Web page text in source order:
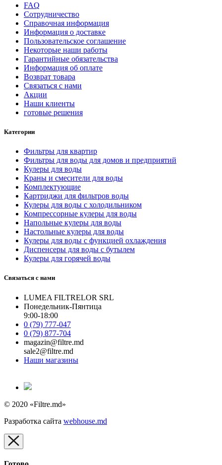
FAQ
Сотрудничество
Справочная информация
Информация о доставке
Пользовательское соглашение
Некоторые наши работы
Гарантийные обязательства
Информация об оплате
Возврат товара
Связаться с нами
Акции
Наши клиенты
готовые решения
Категории
Фильтры для квартир
Фильтры для воды для домов и предприятий
Кулеры для воды
Краны и смесители для воды
Комплектующие
Картриджи для фильтров воды
Кулеры для воды с холодильником
Компрессорные кулеры для воды
Напольные кулеры для воды
Настольные кулеры для воды
Кулеры для воды с функцией охлаждения
Диспенсеры для воды с бутылем
Кулеры для горячей воды
Связаться с нами
LUMEA FILTRELOR SRL
Понедельник-Пянтица
9:00-18:00
0 (79) 777-047
0 (79) 877-704
magazin@filtre.md
sale2@filtre.md
Наши магазины
© 2020 «Filtre.md»
Разработка сайта webhouse.md